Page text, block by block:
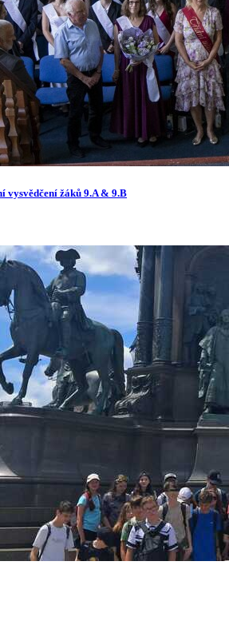
vysvědčení žáků 9.A & 9.B